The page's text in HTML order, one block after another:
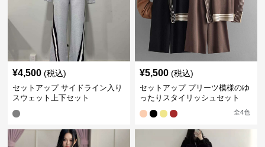
¥4,500 (税込)
セットアップ サイドライン入り
スウェット上下セット
¥5,500 (税込)
セットアップ プリーツ模様のゆ
ったりスタイリッシュセット
全4色